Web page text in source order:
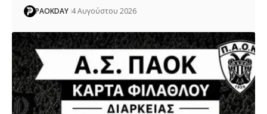
PAOKDAY 4 Αυγούστου 2026